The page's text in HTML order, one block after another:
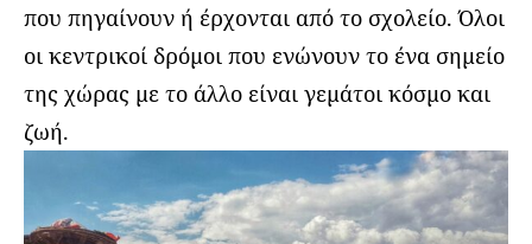
που πηγαίνουν ή έρχονται από το σχολείο. Όλοι
οι κεντρικοί δρόμοι που ενώνουν το ένα σημείο
της χώρας με το άλλο είναι γεμάτοι κόσμο και
ζωή.